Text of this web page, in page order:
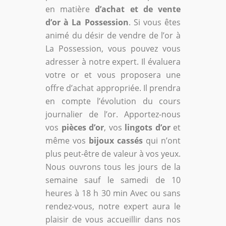
en matièred’achat et de vente
d’or à La Possession. Si vous êtes
animé du désir de vendre de l’or à
La Possession, vous pouvez vous
adresser à notre expert. Il évaluera
votre or et vous proposera une
offre d’achat appropriée. Il prendra
en compte l’évolution du cours
journalier de l’or. Apportez-nous
vos pièces d’or, vos lingots d’oret
même vos bijoux cassés qui n’ont
plus peut-être de valeur à vos yeux.
Nous ouvrons tous les jours de la
semaine sauf le samedi de 10
heures à 18 h 30 min Avec ou sans
rendez-vous, notre expert aura le
plaisir de vous accueillir dans nos